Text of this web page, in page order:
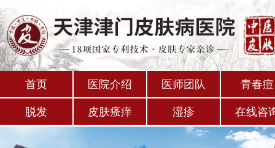
首页 医院介绍 医师团队 青春痘
脱发 皮肤瘙痒 湿疹 在线咨